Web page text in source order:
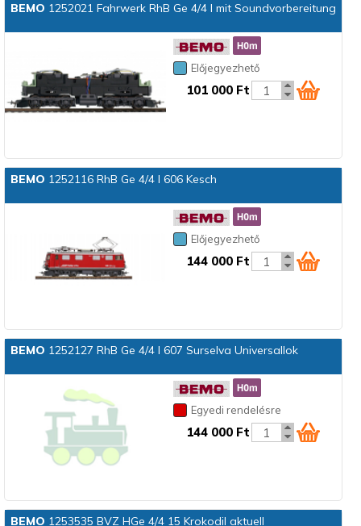
BEMO 1252021 Fahrwerk RhB Ge 4/4 I mit Soundvorbereitung
Előjegyezhető
101 000 Ft
BEMO 1252116 RhB Ge 4/4 I 606 Kesch
Előjegyezhető
144 000 Ft
BEMO 1252127 RhB Ge 4/4 I 607 Surselva Universallok
Egyedi rendelésre
144 000 Ft
BEMO 1253535 BVZ HGe 4/4 15 Krokodil aktuell